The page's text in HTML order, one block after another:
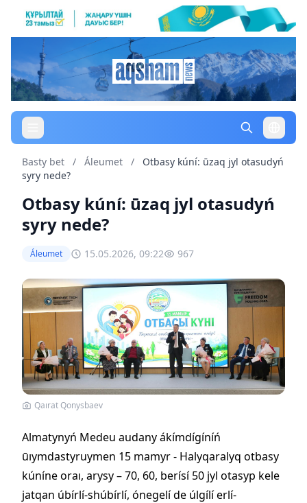
Basty bet / Áleumet /
Otbasy kúní: ūzaq jyl otasudyń
syry nede?
Otbasy kúní: ūzaq jyl otasudyń
syry nede?
Áleumet 15.05.2026, 09:22 967
Qaırat Qonysbaev
Almatynyń Medeu audany ákímdígíníń
ūıymdastyruymen 15 mamyr - Halyqaralyq otbasy
kúníne oraı, arysy – 70, 60, berísí 50 jyl otasyp kele
jatqan úbírlí-shúbírlí, ónegelí de úlgílí erlí-